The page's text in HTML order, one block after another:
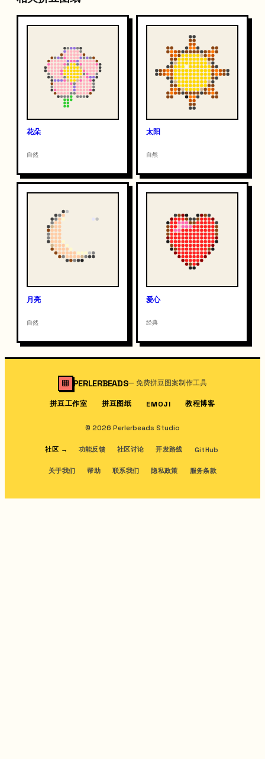
花朵
自然
太阳
自然
月亮
自然
爱心
经典
PERLERBEADS—免费拼豆图案制作工具
拼豆工作室 拼豆图纸 EMOJI 教程博客
© 2026 Perlerbeads Studio
社区 → 功能反馈 社区讨论 开发路线 GitHub
关于我们 帮助 联系我们 隐私政策 服务条款